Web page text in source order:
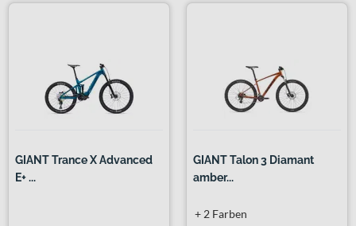
GIANT Trance X Advanced
E+ ...
GIANT Talon 3 Diamant
amber...
+ 2 Farben